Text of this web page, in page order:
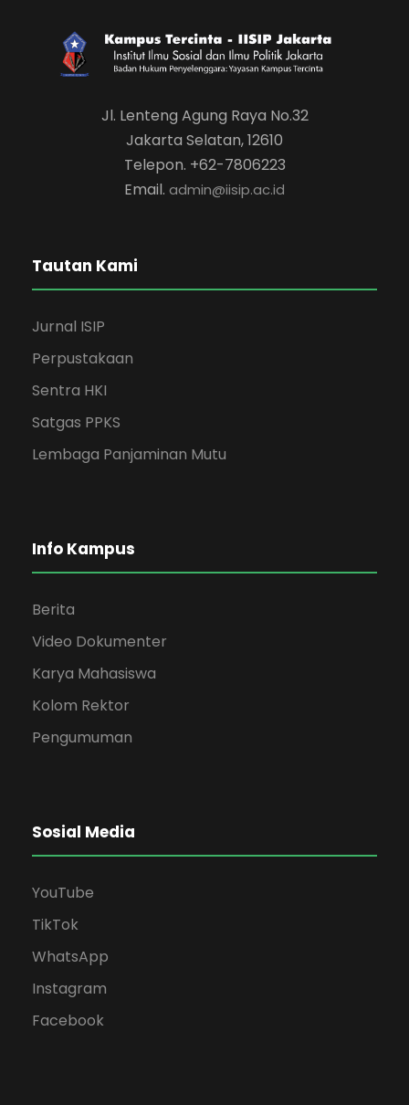
Jl. Lenteng Agung Raya No.32
Jakarta Selatan, 12610
Telepon. +62-7806223
Email. admin@iisip.ac.id
Tautan Kami
Jurnal ISIP
Perpustakaan
Sentra HKI
Satgas PPKS
Lembaga Panjaminan Mutu
Info Kampus
Berita
Video Dokumenter
Karya Mahasiswa
Kolom Rektor
Pengumuman
Sosial Media
YouTube
TikTok
WhatsApp
Instagram
Facebook